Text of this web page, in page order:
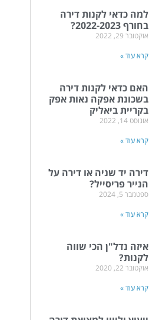
למה כדאי לקנות דירה
בחורף 2022-2023?
אוקטובר 29, 2022
קרא עוד »
האם כדאי לקנות דירה
בשכונת אפקה נאות אפק
בקריית ביאליק
אוגוסט 14, 2022
קרא עוד »
דירה יד שניה או דירה על
הנייר פריסייל?
ספטמבר 5, 2024
קרא עוד »
איזה נדל"ן הכי שווה
לקנות?
אוקטובר 22, 2020
קרא עוד »